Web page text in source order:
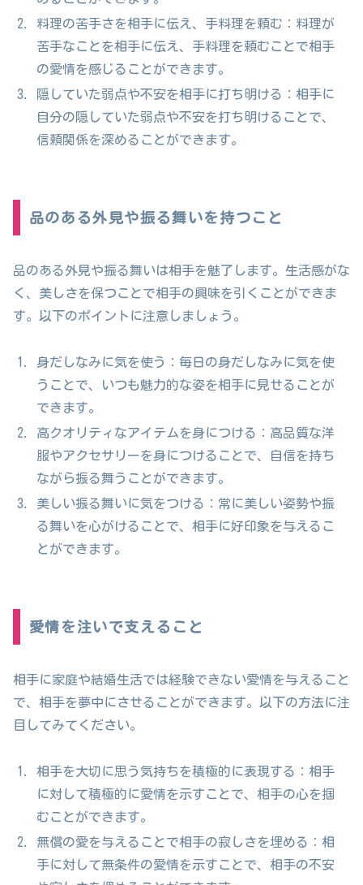
料理の苦手さを相手に伝え、手料理を頼む：料理が
苦手なことを相手に伝え、手料理を頼むことで相手
の愛情を感じることができます。
隠していた弱点や不安を相手に打ち明ける：相手に
自分の隠していた弱点や不安を打ち明けることで、
信頼関係を深めることができます。
品のある外見や振る舞いを持つこと
品のある外見や振る舞いは相手を魅了します。生活感がな
く、美しさを保つことで相手の興味を引くことができま
す。以下のポイントに注意しましょう。
身だしなみに気を使う：毎日の身だしなみに気を使
うことで、いつも魅力的な姿を相手に見せることが
できます。
高クオリティなアイテムを身につける：高品質な洋
服やアクセサリーを身につけることで、自信を持ち
ながら振る舞うことができます。
美しい振る舞いに気をつける：常に美しい姿勢や振
る舞いを心がけることで、相手に好印象を与えるこ
とができます。
愛情を注いで支えること
相手に家庭や結婚生活では経験できない愛情を与えること
で、相手を夢中にさせることができます。以下の方法に注
目してみてください。
相手を大切に思う気持ちを積極的に表現する：相手
に対して積極的に愛情を示すことで、相手の心を掴
むことができます。
無償の愛を与えることで相手の寂しさを埋める：相
手に対して無条件の愛情を示すことで、相手の不安